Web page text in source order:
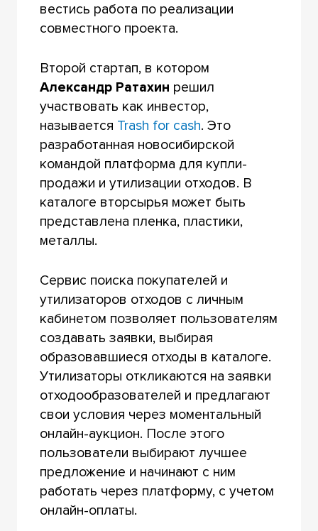
вестись работа по реализации
совместного проекта.
Второй стартап, в котором
Александр Ратахин решил
участвовать как инвестор,
называется Trash for cash. Это
разработанная новосибирской
командой платформа для купли-
продажи и утилизации отходов. В
каталоге вторсырья может быть
представлена пленка, пластики,
металлы.
Сервис поиска покупателей и
утилизаторов отходов с личным
кабинетом позволяет пользователям
создавать заявки, выбирая
образовавшиеся отходы в каталоге.
Утилизаторы откликаются на заявки
отходообразователей и предлагают
свои условия через моментальный
онлайн-аукцион. После этого
пользователи выбирают лучшее
предложение и начинают с ним
работать через платформу, с учетом
онлайн-оплаты.